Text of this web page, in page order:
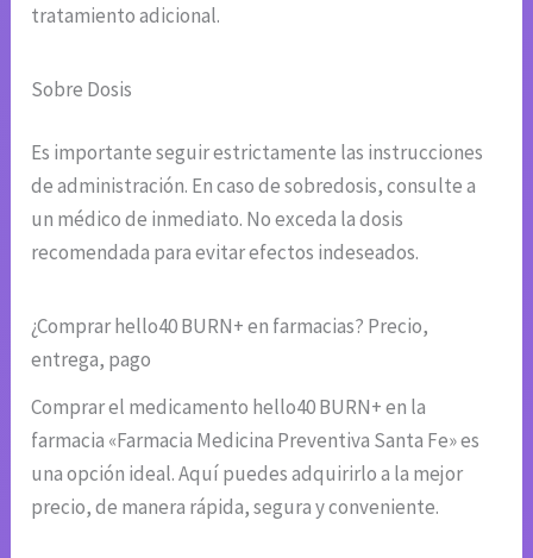
tratamiento adicional.
Sobre Dosis
Es importante seguir estrictamente las instrucciones
de administración. En caso de sobredosis, consulte a
un médico de inmediato. No exceda la dosis
recomendada para evitar efectos indeseados.
¿Comprar hello40 BURN+ en farmacias? Precio,
entrega, pago
Comprar el medicamento hello40 BURN+ en la
farmacia «Farmacia Medicina Preventiva Santa Fe» es
una opción ideal. Aquí puedes adquirirlo a la mejor
precio, de manera rápida, segura y conveniente.